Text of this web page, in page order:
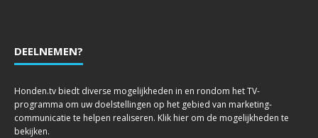
DEELNEMEN?
Honden.tv biedt diverse mogelijkheden in en rondom het TV-
programma om uw doelstellingen op het gebied van marketing-
communicatie te helpen realiseren. Klik hier om de mogelijkheden te
bekijken.